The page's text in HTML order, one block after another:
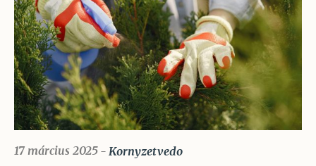
17 március 2025 Kornyzetvedo